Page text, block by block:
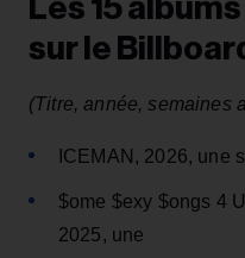
Les 15
sur le
(Titre, année, semaines
ICEMAN, 2026, une
$ome $exy $ongs 4
2025, une